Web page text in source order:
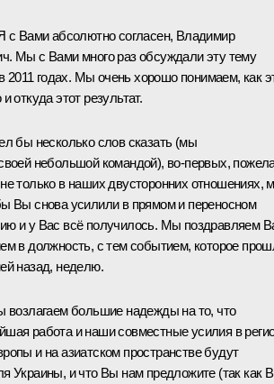
с Вами абсолютно согласен, Владимир
Мы с Вами много раз обсуждали эту тему
2011 годах. Мы очень хорошо понимаем, как
откуда этот результат.
бы несколько слов сказать (мы
небольшой командой), во‑первых,
только в наших двусторонних отношениях,
Вы снова усилили в прямом и переносном
и у Вас всё получилось. Мы поздравляем
в должность, с тем событием, которое
назад, неделю.
возлагаем большие надежды на то, что
работа и наши совместные усилия в
и на азиатском пространстве будут
Украины, и что Вы нам предложите (так как